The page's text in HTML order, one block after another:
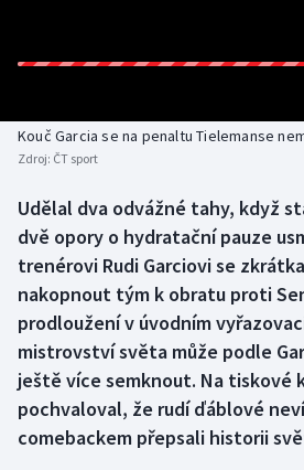
Boby a skeleton
Box
Curling
Dostihy
Florbal
Futsal
AZ kvíz
Kouč Garcia se na penaltu Tielemanse
Zdroj: ČT sport
Udělal dva odvážné tahy, když
dvě opory o hydratační pauze
trenérovi Rudi Garciovi se
nakopnout tým k obratu proti
prodloužení v úvodním
mistrovství světa může podle
ještě více semknout. Na tiskové
pochvaloval, že rudí ďáblové
comebackem přepsali historii